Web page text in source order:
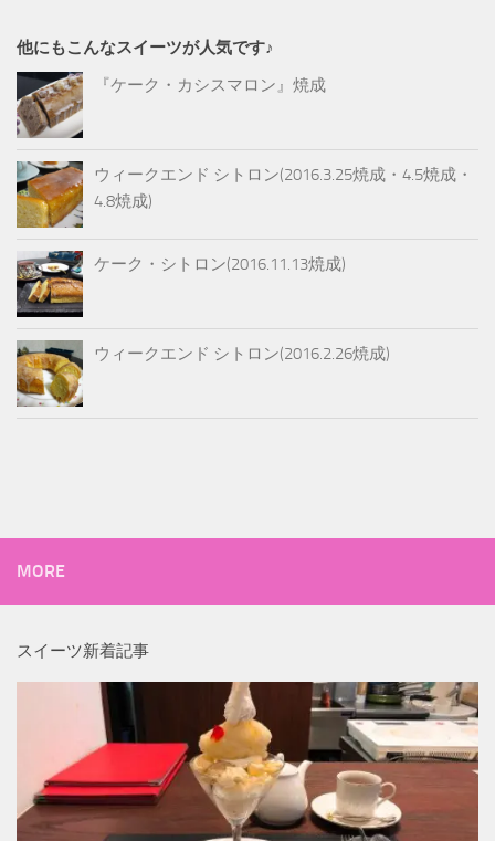
他にもこんなスイーツが人気です♪
『ケーク・カシスマロン』焼成
ウィークエンド シトロン(2016.3.25焼成・4.5焼成・
4.8焼成)
ケーク・シトロン(2016.11.13焼成)
ウィークエンド シトロン(2016.2.26焼成)
MORE
スイーツ新着記事